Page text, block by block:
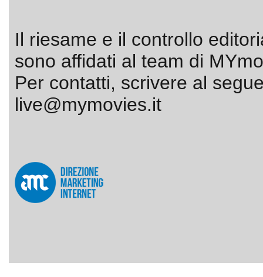
Il riesame e il controllo
sono affidati al team di
Per contatti, scrivere al
live@mymovies.it